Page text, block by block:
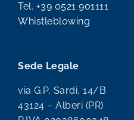
Tel. +39 0521 901111
Whistleblowing
Sede Legale
via G.P. Sardi, 14/B
43124 – Alberi (PR)